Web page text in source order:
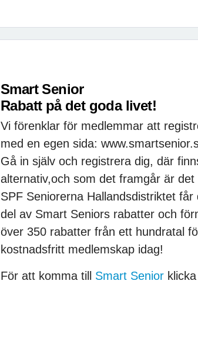
Smart Senior
Rabatt på det goda livet!
Vi förenklar för medlemmar att
med en egen sida:
Gå in själv och registrera dig, där
alternativ,och som det framgår är
SPF Seniorerna Hallandsdistriktet
del av Smart Seniors rabatter och
över 350 rabatter från ett hundratal
kostnadsfritt medlemskap idag!
För att komma till Smart Senior